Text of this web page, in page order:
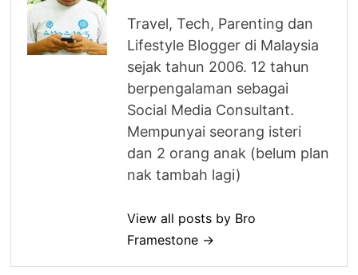
Travel, Tech, Parenting dan
Lifestyle Blogger di Malaysia
sejak tahun 2006. 12 tahun
berpengalaman sebagai
Social Media Consultant.
Mempunyai seorang isteri
dan 2 orang anak (belum plan
nak tambah lagi)
View all posts by Bro
Framestone →